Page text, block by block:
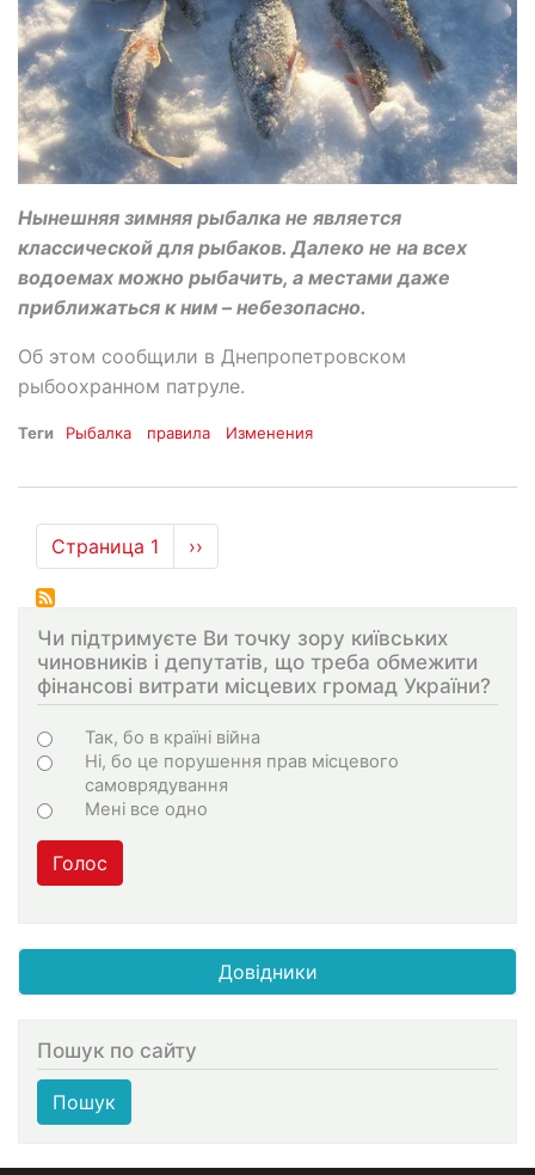
Нынешняя зимняя рыбалка не является
классической для рыбаков. Далеко не на всех
водоемах можно рыбачить, а местами даже
приближаться к ним – небезопасно.
Об этом сообщили в Днепропетровском
рыбоохранном патруле.
Теги Рыбалка правила Изменения
Нумерация
страниц
Страница 1
Следующая
страница
››
Чи підтримуєте Ви точку зору київських
чиновників і депутатів, що треба обмежити
фінансові витрати місцевих громад України?
Choices
Так, бо в країні війна
Ні, бо це порушення прав місцевого
самоврядування
Мені все одно
Голос
Довідники
Пошук по сайту
Пошук